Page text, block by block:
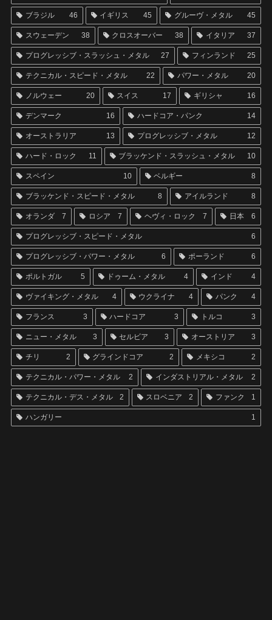
ブラジル 46 イギリス 45 グルーヴ・メタル 45
スウェーデン 38 クロスオーバー 38 イタリア 37
プログレッシブ・スラッシュ・メタル 27 フィンランド 25
テクニカル・スピード・メタル 22 パワー・メタル 20
ノルウェー 20 スイス 17 ギリシャ 16
デンマーク 16 ハードコア・パンク 14
オーストラリア 13 プログレッシブ・メタル 12
ハード・ロック 11 ブラッケンド・スラッシュ・メタル 10
スペイン 10 ベルギー 8
ブラッケンド・スピード・メタル 8 アイルランド 8
オランダ 7 ロシア 7 ヘヴィ・ロック 7 日本 6
プログレッシブ・スピード・メタル 6
プログレッシブ・パワー・メタル 6 ポーランド 6
ポルトガル 5 ドゥーム・メタル 4 インド 4
ヴァイキング・メタル 4 ウクライナ 4 パンク 4
フランス 3 ハードコア 3 トルコ 3
ニュー・メタル 3 セルビア 3 オーストリア 3
チリ 2 グラインドコア 2 メキシコ 2
テクニカル・パワー・メタル 2 インダストリアル・メタル 2
テクニカル・デス・メタル 2 スロベニア 2 ファンク 1
ハンガリー 1